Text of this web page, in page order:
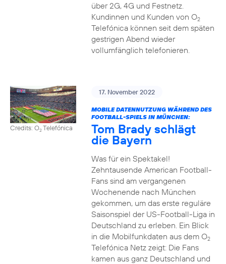
über 2G, 4G und Festnetz.
Kundinnen und Kunden von O2
Telefónica können seit dem späten
gestrigen Abend wieder
vollumfänglich telefonieren.
Credits: O2Telefónica
17. November 2022
MOBILE DATENNUTZUNG WÄHREND DES
FOOTBALL-SPIELS IN MÜNCHEN:
Tom Brady schlägt
die Bayern
Was für ein Spektakel!
Zehntausende American Football-
Fans sind am vergangenen
Wochenende nach München
gekommen, um das erste reguläre
Saisonspiel der US-Football-Liga in
Deutschland zu erleben. Ein Blick
in die Mobilfunkdaten aus dem O2
Telefónica Netz zeigt: Die Fans
kamen aus ganz Deutschland und